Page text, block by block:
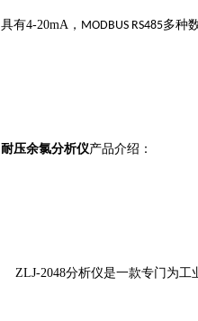
具有4-20mA ， MODBUS RS485多种
耐压余氯分析仪产品介绍：
ZLJ-2048分析仪是一款专门为工